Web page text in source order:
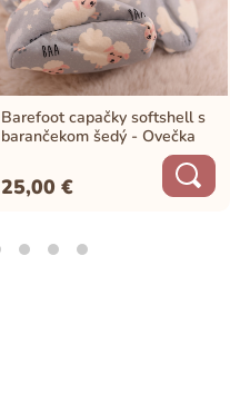
Barefoot capačky softshell s
barančekom šedý - Ovečka
25,00€